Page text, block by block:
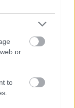
or
to
vágjátok ki,
fel pisztollyal